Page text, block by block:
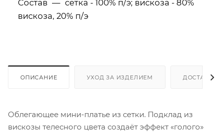
Состав — сетка - 100% п/э; вискоза - 80%
вискоза, 20% п/э
ОПИСАНИЕ УХОД ЗА ИЗДЕЛИЕМ ДОСТАВКА
Облегающее мини-платье из сетки. Подклад из
вискозы телесного цвета создаёт эффект «голого»